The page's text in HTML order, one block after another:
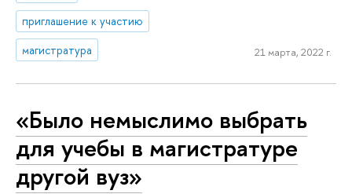
приглашение к участию
магистратура
21 марта, 2022 г.
«Было немыслимо выбрать
для учебы в магистратуре
другой вуз»